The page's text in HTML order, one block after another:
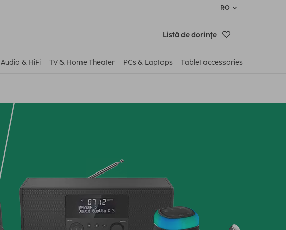
RO
Listă de dorinţe
Audio & HiFi TV & Home Theater PCs & Laptops Tablet accessories